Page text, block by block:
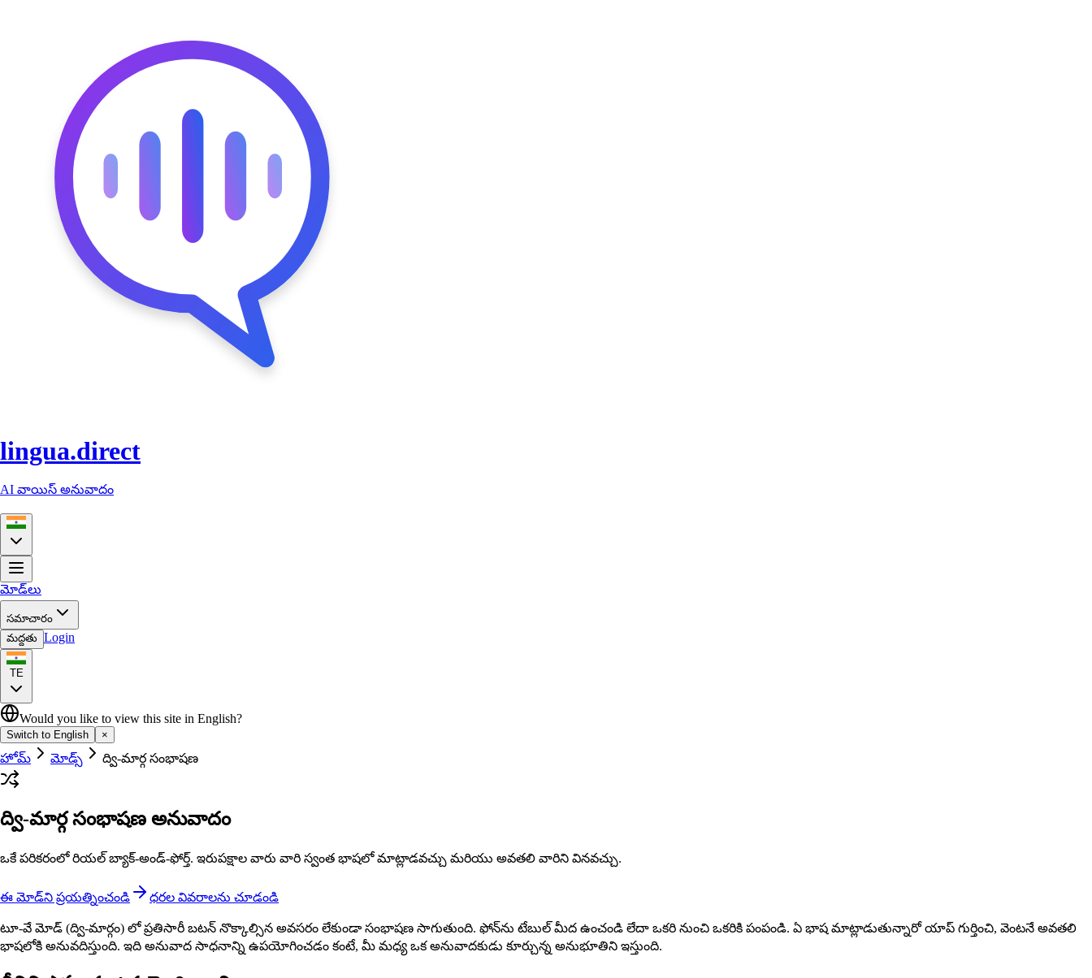
lingua.direct
AI వాయిస్ అనువాదం
మోడ్‌లు
సమాచారం
మద్దతు Login
TE
Would you like to view this site in English?
Switch to English ×
హోమ్ మోడ్స్ ద్వి-మార్గ సంభాషణ
ద్వి-మార్గ సంభాషణ అనువాదం
ఒకే పరికరంలో రియల్ బ్యాక్-అండ్-ఫోర్త్. ఇరుపక్షాల వారు వారి స్వంత భాషలో మాట్లాడవచ్చు మరియు అవతలి వారిని వినవచ్చు.
ఈ మోడ్‌ని ప్రయత్నించండి ధరల వివరాలను చూడండి
టూ-వే మోడ్ (ద్వి-మార్గం) లో ప్రతిసారీ బటన్ నొక్కాల్సిన అవసరం లేకుండా సంభాషణ సాగుతుంది. ఫోన్‌ను టేబుల్ మీద ఉంచండి లేదా ఒకరి నుంచి ఒకరికి పంపండి. ఏ భాష మాట్లాడుతున్నారో యాప్ గుర్తించి, వెంటనే అవతలి
భాషలోకి అనువదిస్తుంది. ఇది అనువాద సాధనాన్ని ఉపయోగించడం కంటే, మీ మధ్య ఒక అనువాదకుడు కూర్చున్న అనుభూతిని ఇస్తుంది.